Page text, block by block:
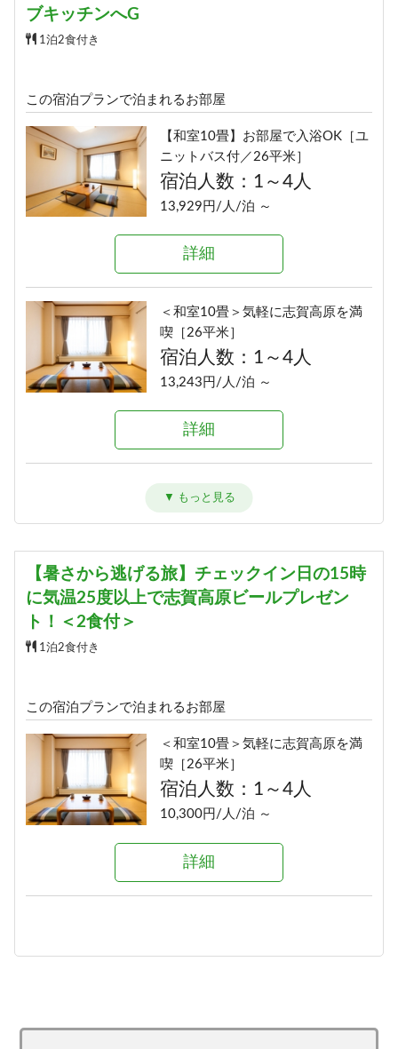
■和洋室■三世代旅行にオススメ
［洗い場付バス／36平米］
宿泊人数：2～5人
12,160円/人/泊 ～
詳細
■デラックス和洋室■ゲレンデビュ
ー［洗い場付バス／54平米］
宿泊人数：2～6人
12,520円/人/泊 ～
詳細
ブキッチンへG
1泊2食付き
この宿泊プランで泊まれるお部屋
【和室10畳】お部屋で入浴OK［ユ
ニットバス付／26平米］
宿泊人数：1～4人
13,929円/人/泊 ～
詳細
＜和室10畳＞気軽に志賀高原を満
喫［26平米］
宿泊人数：1～4人
13,243円/人/泊 ～
詳細
詳細
宿泊人数：2～5人
14,358円/人/泊 ～
詳細
い［ユニットバス／21平米］
宿泊人数：1～2人
詳細
［洗い場付バス／36平米］
【暑さから逃げる旅】チェックイン日の15時
に気温25度以上で志賀高原ビールプレゼン
ト！＜2食付＞
1泊2食付き
この宿泊プランで泊まれるお部屋
＜和室10畳＞気軽に志賀高原を満
喫［26平米］
宿泊人数：1～4人
10,300円/人/泊 ～
詳細